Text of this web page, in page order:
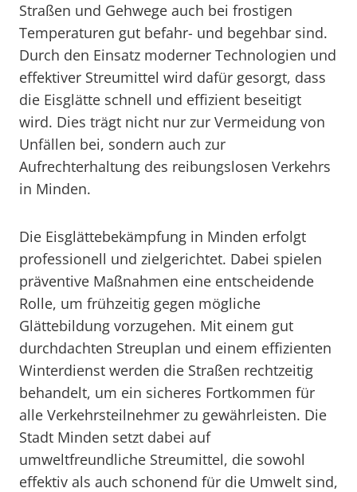
Straßen und Gehwege auch bei frostigen
Temperaturen gut befahr- und begehbar sind.
Durch den Einsatz moderner Technologien und
effektiver Streumittel wird dafür gesorgt, dass
die Eisglätte schnell und effizient beseitigt
wird. Dies trägt nicht nur zur Vermeidung von
Unfällen bei, sondern auch zur
Aufrechterhaltung des reibungslosen Verkehrs
in Minden.
Die Eisglättebekämpfung in Minden erfolgt
professionell und zielgerichtet. Dabei spielen
präventive Maßnahmen eine entscheidende
Rolle, um frühzeitig gegen mögliche
Glättebildung vorzugehen. Mit einem gut
durchdachten Streuplan und einem effizienten
Winterdienst werden die Straßen rechtzeitig
behandelt, um ein sicheres Fortkommen für
alle Verkehrsteilnehmer zu gewährleisten. Die
Stadt Minden setzt dabei auf
umweltfreundliche Streumittel, die sowohl
effektiv als auch schonend für die Umwelt sind,